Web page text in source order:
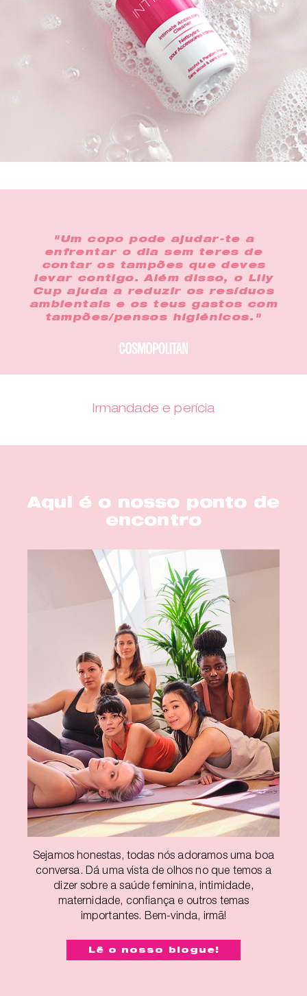
"Um copo pode ajudar-te a
enfrentar o dia sem teres de
contar os tampões que deves
levar contigo. Além disso, o Lily
Cup ajuda a reduzir os resíduos
ambientais e os teus gastos com
tampões/pensos higiénicos."
Irmandade e perícia
Aqui é o nosso ponto de
encontro
Sejamos honestas, todas nós adoramos uma boa
conversa. Dá uma vista de olhos no que temos a
dizer sobre a saúde feminina, intimidade,
maternidade, confiança e outros temas
importantes. Bem-vinda, irmã!
Lê o nosso blogue!